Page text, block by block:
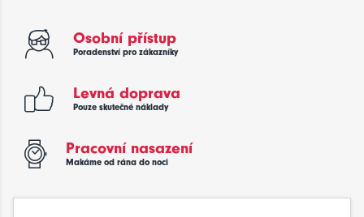
Osobní přístup
Poradenství pro zákazníky
Levná doprava
Pouze skutečné náklady
Pracovní nasazení
Makáme od rána do noci